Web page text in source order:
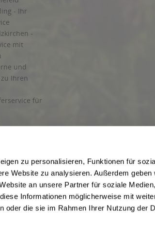
zu personalisieren, Funktionen für
Website zu analysieren. Außerdem geben
an unsere Partner für soziale
Informationen möglicherweise mit
oder die sie im Rahmen Ihrer Nutzung der
- Ihr
-
mit
und
Ihren
für